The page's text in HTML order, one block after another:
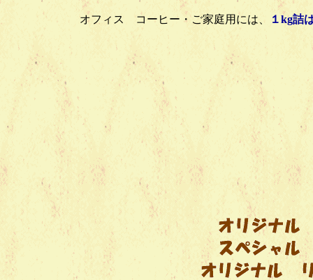
オフィス コーヒー・ご家庭用には、 １kg詰